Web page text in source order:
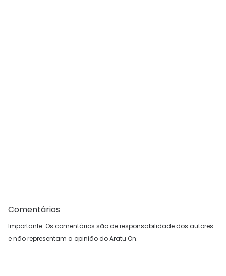
Comentários
Importante: Os comentários são de responsabilidade dos autores
e não representam a opinião do Aratu On.